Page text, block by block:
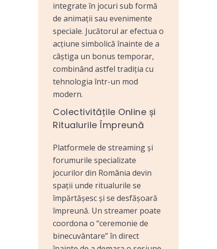
integrate în jocuri sub formă
de animații sau evenimente
speciale. Jucătorul ar efectua o
acțiune simbolică înainte de a
câștiga un bonus temporar,
combinând astfel tradiția cu
tehnologia într-un mod
modern.
Colectivitățile Online și
Ritualurile Împreună
Platformele de streaming și
forumurile specializate
jocurilor din România devin
spații unde ritualurile se
împărtășesc și se desfășoară
împreună. Un streamer poate
coordona o “ceremonie de
binecuvântare” în direct